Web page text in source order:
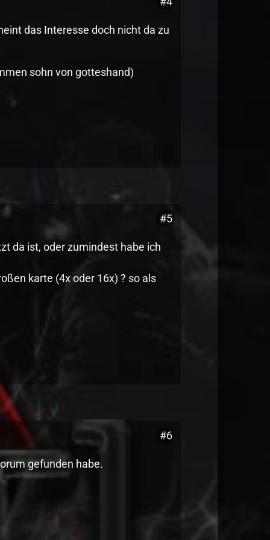
das Interesse doch nicht da zu
sohn von gotteshand)
#5
da ist, oder zumindest habe ich
karte (4x oder 16x) ? so als
#6
gefunden habe.